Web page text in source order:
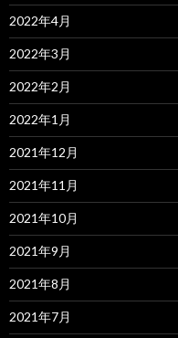
2022年4月
2022年3月
2022年2月
2022年1月
2021年12月
2021年11月
2021年10月
2021年9月
2021年8月
2021年7月